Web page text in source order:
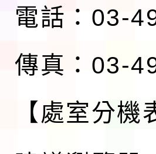
電話：03-
傳真：03-
【處室分機